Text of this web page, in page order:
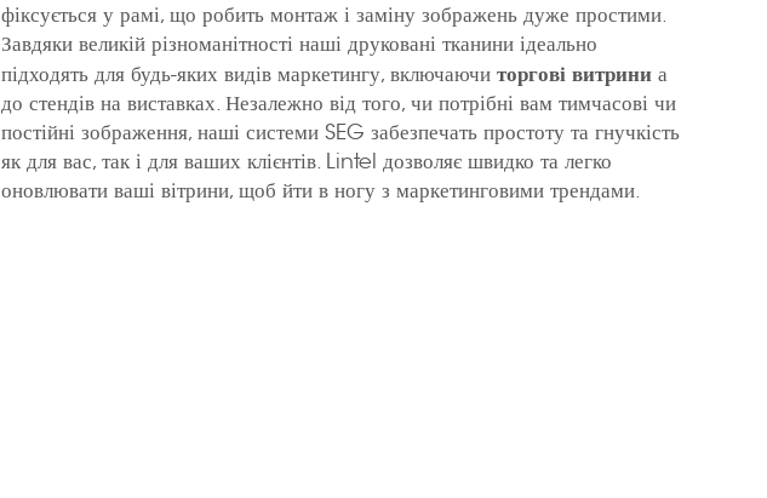
фіксується у рамі, що робить монтаж і заміну зображень дуже простими.
Завдяки великій різноманітності наші друковані тканини ідеально
підходять для будь-яких видів маркетингу, включаючи торгові витрини а
до стендів на виставках. Незалежно від того, чи потрібні вам тимчасові чи
постійні зображення, наші системи SEG забезпечать простоту та гнучкість
як для вас, так і для ваших клієнтів. Lintel дозволяє швидко та легко
оновлювати ваші вітрини, щоб йти в ногу з маркетинговими трендами.